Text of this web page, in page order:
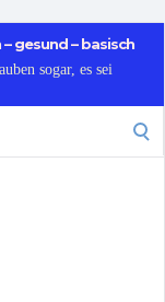
gesund – basisch
sogar, es sei